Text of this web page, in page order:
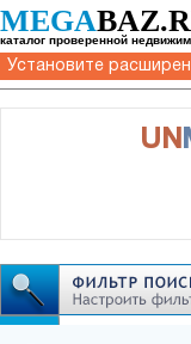
MEGA
каталог проверенной
Установите
UN